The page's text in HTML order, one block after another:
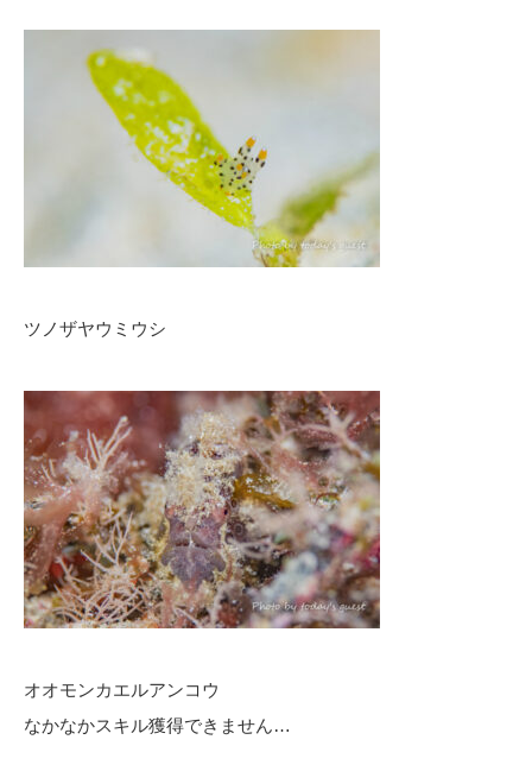
ツノザヤウミウシ
オオモンカエルアンコウ
なかなかスキル獲得できません…